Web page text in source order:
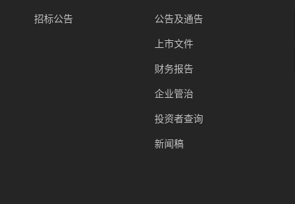
招标公告 公告及通告
上市文件
财务报告
企业管治
投资者查询
新闻稿